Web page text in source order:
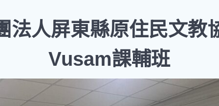
法人屏東縣原住民文教
Vusam課輔班